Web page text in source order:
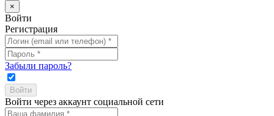
×
Войти
Регистрация
Забыли пароль?
Войти через аккаунт социальной сети